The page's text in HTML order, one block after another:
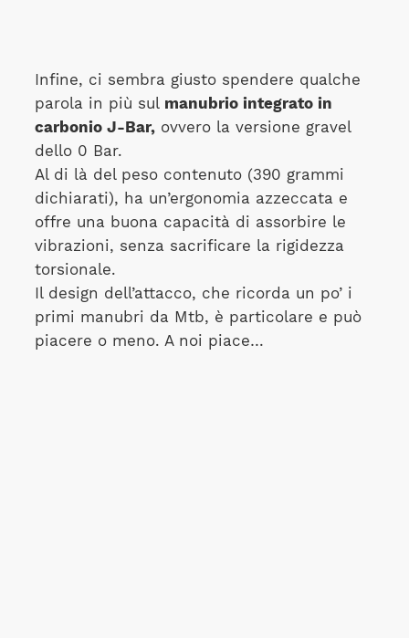
Infine, ci sembra giusto spendere qualche
parola in più sul manubrio integrato in
carbonio J-Bar,ovvero la versione gravel
dello 0 Bar.
Al di là del peso contenuto (390 grammi
dichiarati), ha un’ergonomia azzeccata e
offre una buona capacità di assorbire le
vibrazioni, senza sacrificare la rigidezza
torsionale.
Il design dell’attacco, che ricorda un po’ i
primi manubri da Mtb, è particolare e può
piacere o meno. A noi piace…